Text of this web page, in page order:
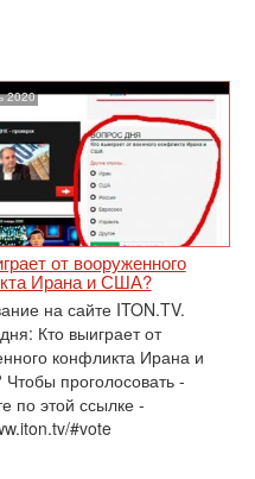
2020
от вооруженного
Ирана и США?
на сайте ITON.TV.
Кто выиграет от
конфликта Ирана и
Чтобы проголосовать -
по этой ссылке -
#vote